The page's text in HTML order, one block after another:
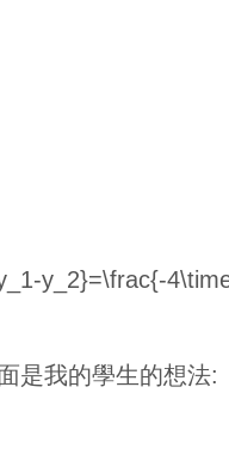
y_2}=\frac{-
是我的學生的想法: